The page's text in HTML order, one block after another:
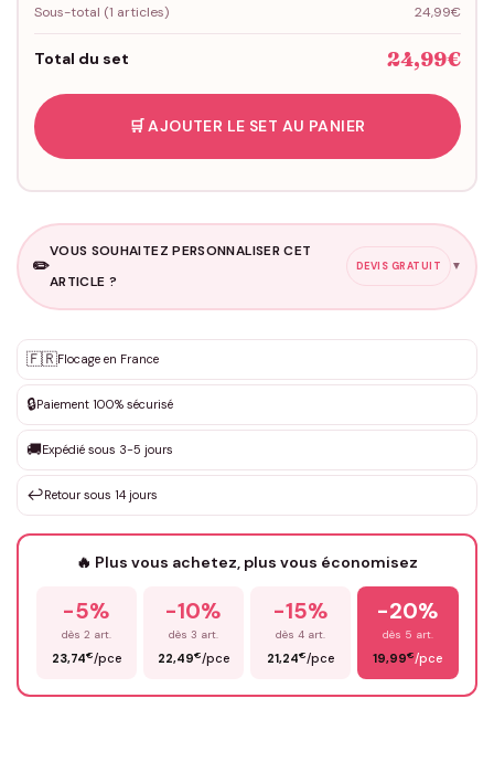
Sous-total (1 articles) 24,99€
Total du set 24,99€
🛒 AJOUTER LE SET AU PANIER
✏️
VOUS SOUHAITEZ PERSONNALISER CET
ARTICLE ?
DEVIS GRATUIT ▼
✨ Personnalisation sur mesure
DEVIS GRATUIT · Personnalisation de 3 à 10€ selon la demande
Que souhaitez-vous ?*
Votre texte / idée*
Prénom*
🇫🇷Flocage en France
🔒Paiement 100% sécurisé
🚚Expédié sous 3-5 jours
↩️Retour sous 14 jours
🔥 Plus vous achetez, plus vous économisez
-5%
dès 2 art.
23,74€/pce
-10%
dès 3 art.
22,49€/pce
-15%
dès 4 art.
21,24€/pce
-20%
dès 5 art.
19,99€/pce